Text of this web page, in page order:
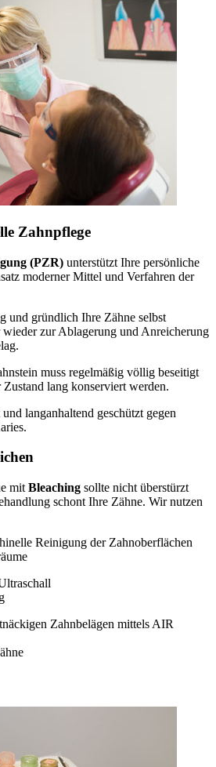
Zahnpflege
(PZR) unterstützt Ihre persönliche
moderner Mittel und Verfahren der
und gründlich Ihre Zähne selbst
zur Ablagerung und Anreicherung
muss regelmäßig völlig beseitigt
lang konserviert werden.
langanhaltend geschützt gegen
mit Bleaching sollte nicht überstürzt
schont Ihre Zähne. Wir nutzen
Reinigung der Zahnoberflächen
Zahnbelägen mittels AIR